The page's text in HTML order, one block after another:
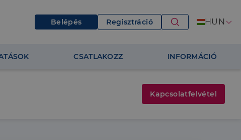
Belépés Regisztráció HUN
CSATLAKOZZ INFORMÁCIÓ
Kapcsolatfelvétel